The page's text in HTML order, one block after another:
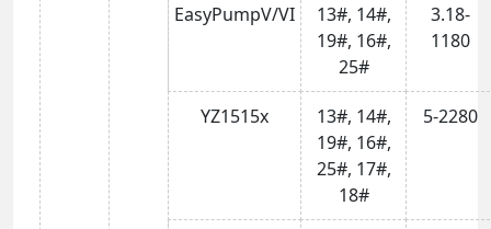
EasyPumpV/VI
13#, 14#,
19#, 16#,
25#
3.18-
1180
YZ1515x
13#, 14#,
19#, 16#,
25#, 17#,
18#
5-2280